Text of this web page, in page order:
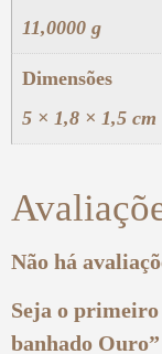
11,0000 g
Dimensões
5 × 1,8 × 1,5 cm
Não há
Seja o
banhado Ouro”